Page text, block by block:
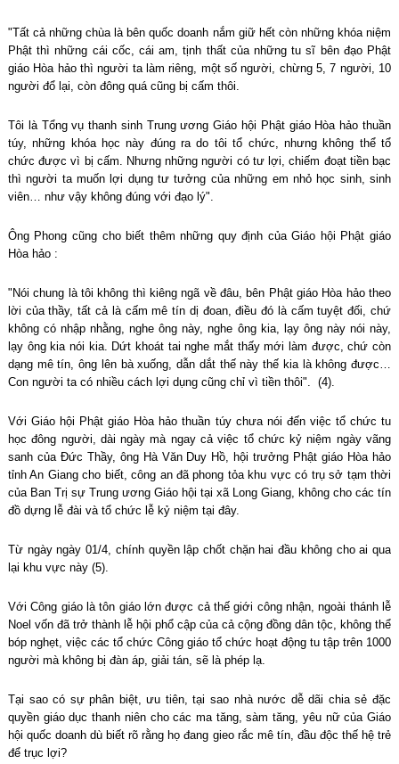
"Tất cả những chùa là bên quốc doanh nắm giữ hết còn những khóa niệm
Phật thì những cái cốc, cái am, tịnh thất của những tu sĩ bên đạo Phật
giáo Hòa hảo thì người ta làm riêng, một số người, chừng 5, 7 người, 10
người đổ lại, còn đông quá cũng bị cấm thôi.
Tôi là Tổng vụ thanh sinh Trung ương Giáo hội Phật giáo Hòa hảo thuần
túy, những khóa học này đúng ra do tôi tổ chức, nhưng không thể tổ
chức được vì bị cấm. Nhưng những người có tư lợi, chiếm đoạt tiền bạc
thì người ta muốn lợi dụng tư tưởng của những em nhỏ học sinh, sinh
viên… như vậy không đúng với đạo lý".
Ông Phong cũng cho biết thêm những quy định của Giáo hội Phật giáo
Hòa hảo :
"Nói chung là tôi không thì kiêng ngã về đâu, bên Phật giáo Hòa hảo theo
lời của thầy, tất cả là cấm mê tín dị đoan, điều đó là cấm tuyệt đối, chứ
không có nhập nhằng, nghe ông này, nghe ông kia, lạy ông này nói này,
lạy ông kia nói kia. Dứt khoát tai nghe mắt thấy mới làm được, chứ còn
dạng mê tín, ông lên bà xuống, dẫn dắt thế này thế kia là không được…
Con người ta có nhiều cách lợi dụng cũng chỉ vì tiền thôi". (4).
Với Giáo hội Phật giáo Hòa hảo thuần túy chưa nói đến việc tổ chức tu
học đông người, dài ngày mà ngay cả việc tổ chức kỷ niệm ngày vãng
sanh của Đức Thầy, ông Hà Văn Duy Hồ, hội trưởng Phật giáo Hòa hảo
tỉnh An Giang cho biết, công an đã phong tỏa khu vực có trụ sở tạm thời
của Ban Trị sự Trung ương Giáo hội tại xã Long Giang, không cho các tín
đồ dựng lễ đài và tổ chức lễ kỷ niệm tại đây.
Từ ngày ngày 01/4, chính quyền lập chốt chặn hai đầu không cho ai qua
lại khu vực này (5).
Với Công giáo là tôn giáo lớn được cả thế giới công nhận, ngoài thánh lễ
Noel vốn đã trở thành lễ hội phổ cập của cả cộng đồng dân tộc, không thể
bóp nghẹt, việc các tổ chức Công giáo tổ chức hoạt động tu tập trên 1000
người mà không bị đàn áp, giải tán, sẽ là phép lạ.
Tại sao có sự phân biệt, ưu tiên, tại sao nhà nước dễ dãi chia sẻ đặc
quyền giáo dục thanh niên cho các ma tăng, sàm tăng, yêu nữ của Giáo
hội quốc doanh dù biết rõ rằng họ đang gieo rắc mê tín, đầu độc thế hệ trẻ
để trục lợi?